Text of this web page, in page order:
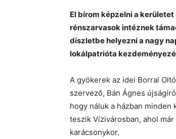
El bírom képzelni a
rénszarvasok intéznek
díszletbe helyezni a nagy
lokálpatrióta
A gyökerek az idei Borral
szervező, Bán Ágnes
hogy náluk a házban
teszik Vízivárosban, ahol
karácsonykor.